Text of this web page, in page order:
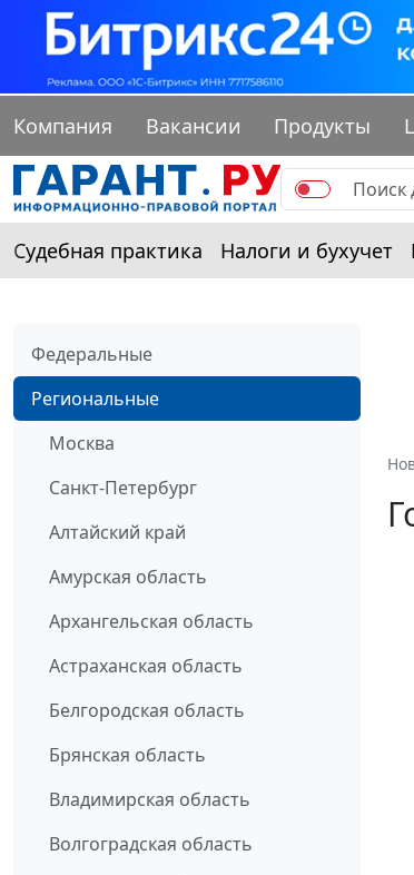
Компания Вакансии Продукты
Судебная практика Налоги и бухучет
Федеральные
Региональные
Москва
Санкт-Петербург
Алтайский край
Амурская область
Архангельская область
Астраханская область
Белгородская область
Брянская область
Владимирская область
Волгоградская область